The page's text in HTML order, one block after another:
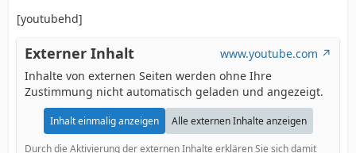
[youtubehd]
Externer Inhalt
www.youtube.com
Inhalte von externen Seiten werden ohne Ihre
Zustimmung nicht automatisch geladen und angezeigt.
Inhalt einmalig anzeigen Alle externen Inhalte anzeigen
Durch die Aktivierung der externen Inhalte erklären Sie sich damit